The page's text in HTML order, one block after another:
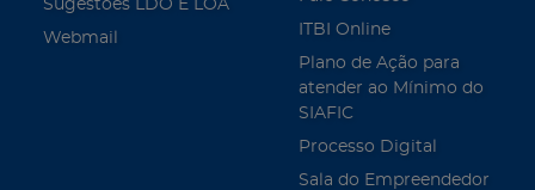
Sugestões LDO E LOA
Webmail
ITBI Online
Plano de Ação para
atender ao Mínimo do
SIAFIC
Processo Digital
Sala do Empreendedor